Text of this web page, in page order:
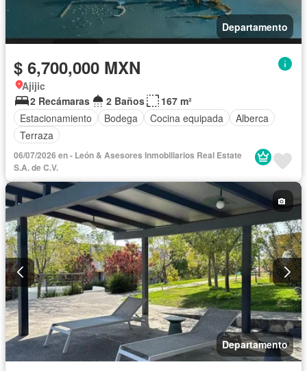
Departamento
$ 6,700,000 MXN
Ajijic
2 Recámaras
2 Baños
167 m²
Estacionamiento
Bodega Cocina equipada
Alberca
Terraza
06/07/2026 en - León & Asesores Inmobiliarios Real Estate
S.A. de C.V.
Departamento